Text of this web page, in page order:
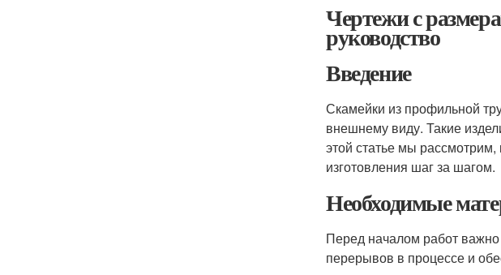
Чертежи с
руководство
Введение
Скамейки из профильной
внешнему виду. Такие
этой статье мы
изготовления шаг за шагом.
Необходимые
Перед началом работ
перерывов в процессе и